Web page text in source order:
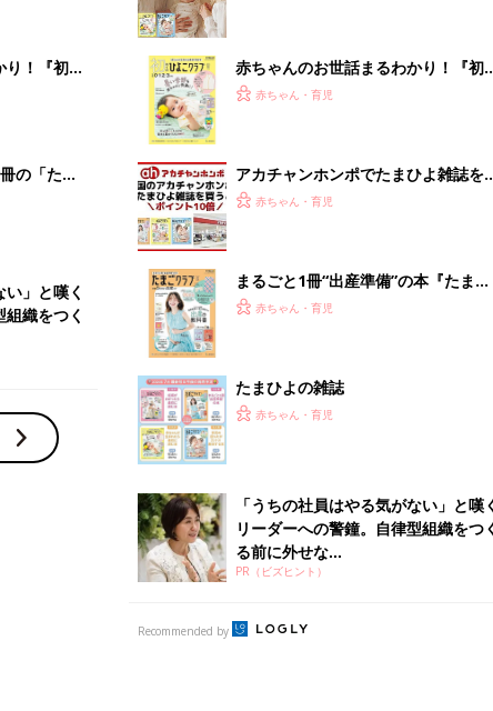
リーダーへの警鐘。自律型組織をつく
る前に外せな...
PR（ビズヒント）
離乳食はいつから？進め方は？「たまひよ きほんの離
授乳の悩みや初めての離乳食作りに役立つ
子育てとお金
妊娠・出産・育児にかかる費用やもらえる補助
金・助成金を解説